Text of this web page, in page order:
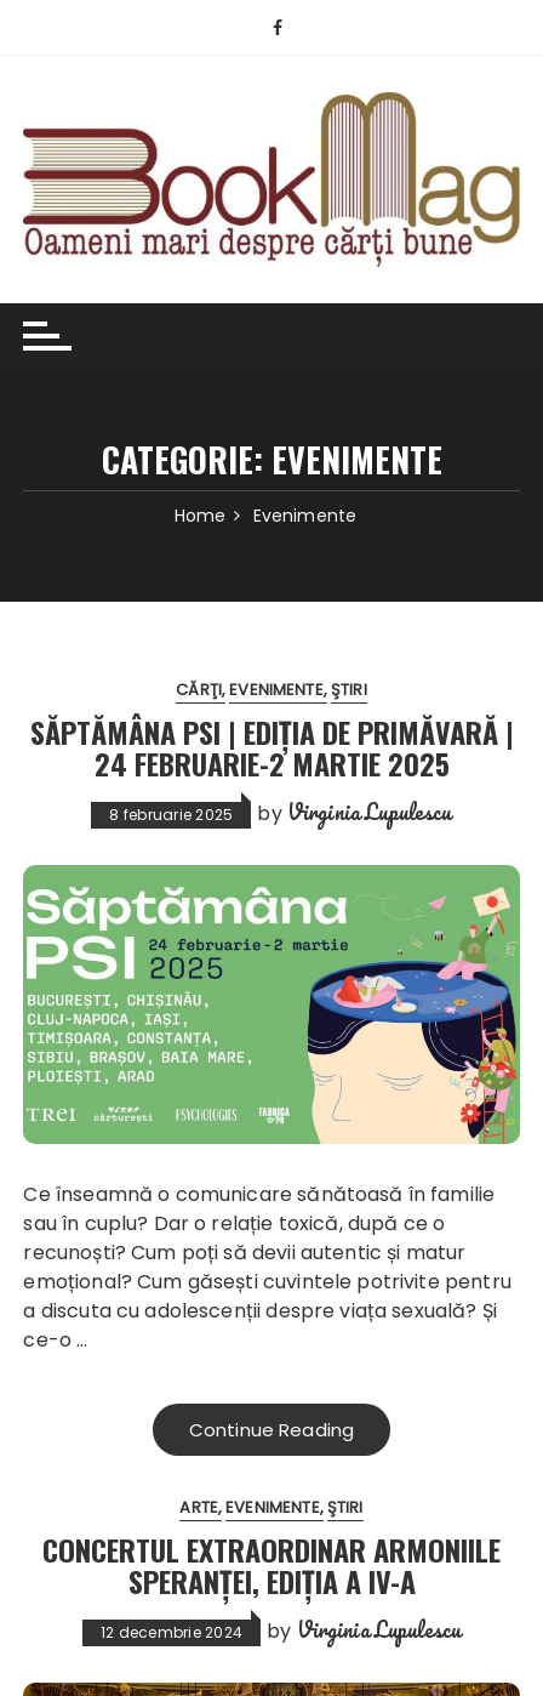
CATEGORIE: EVENIMENTE
Home Evenimente
CĂRŢI EVENIMENTE ŞTIRI
SĂPTĂMÂNA PSI | EDIȚIA DE PRIMĂVARĂ |
24 FEBRUARIE-2 MARTIE 2025
8 februarie 2025 by Virginia Lupulescu
Ce înseamnă o comunicare sănătoasă în familie
sau în cuplu? Dar o relație toxică, după ce o
recunoști? Cum poți să devii autentic și matur
emoțional? Cum găsești cuvintele potrivite pentru
a discuta cu adolescenții despre viața sexuală? Și
ce-o …
Continue Reading
ARTE EVENIMENTE ŞTIRI
CONCERTUL EXTRAORDINAR ARMONIILE
SPERANȚEI, EDIȚIA A IV-A
12 decembrie 2024 by Virginia Lupulescu